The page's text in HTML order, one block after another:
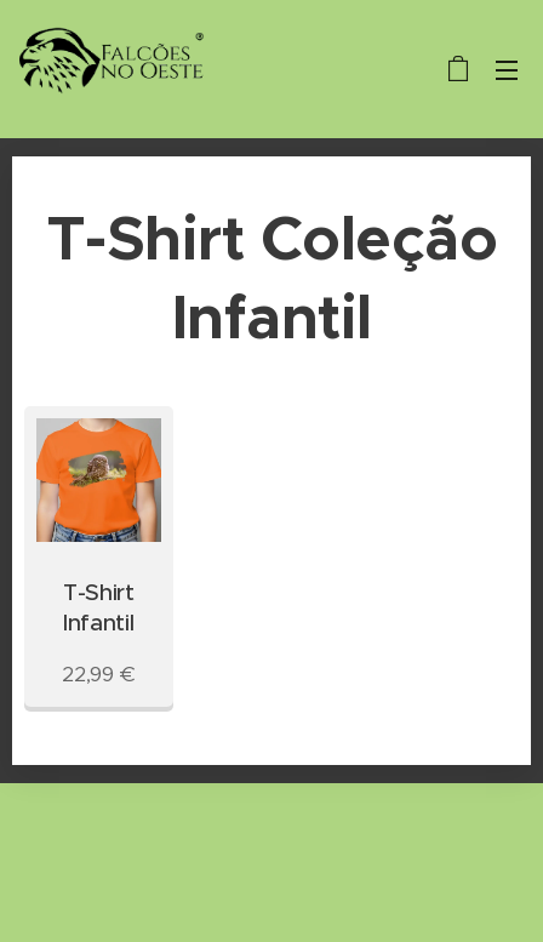
T-Shirt Coleção
Infantil
T-Shirt
Infantil
22,99 €